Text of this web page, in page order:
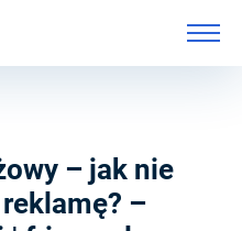
– jak nie
–